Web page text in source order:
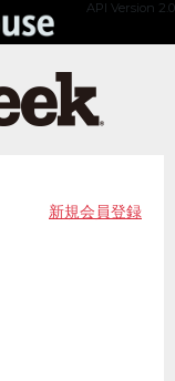
API Version 2.0
新規会員登録